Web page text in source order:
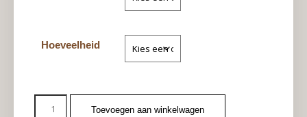
Hoeveelheid
Toevoegen aan winkelwagen